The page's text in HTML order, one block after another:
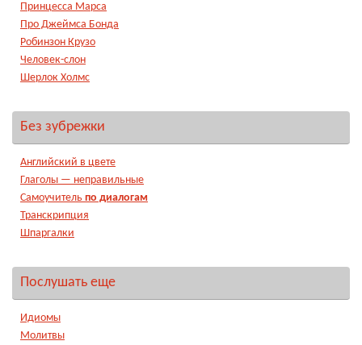
Принцесса Марса
Про Джеймса Бонда
Робинзон Крузо
Человек-слон
Шерлок Холмс
Без зубрежки
Английский в цвете
Глаголы — неправильные
Самоучитель по диалогам
Транскрипция
Шпаргалки
Послушать еще
Идиомы
Молитвы